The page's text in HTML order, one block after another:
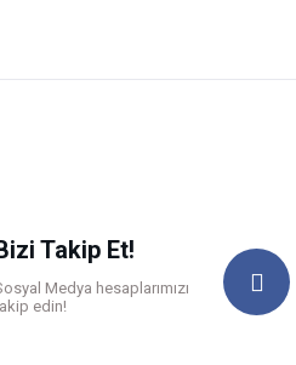
Takip Et!
Medya hesaplarımızı
edin!